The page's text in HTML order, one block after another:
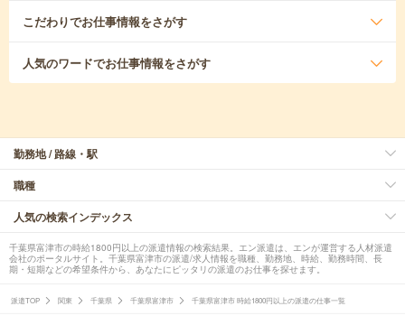
こだわりでお仕事情報をさがす
人気のワードでお仕事情報をさがす
勤務地 / 路線・駅
職種
人気の検索インデックス
千葉県富津市の時給1800円以上の派遣情報の検索結果。エン派遣は、エンが運営する人材派遣
会社のポータルサイト。千葉県富津市の派遣/求人情報を職種、勤務地、時給、勤務時間、長
期・短期などの希望条件から、あなたにピッタリの派遣のお仕事を探せます。
派遣TOP 関東 千葉県 千葉県富津市 千葉県富津市 時給1800円以上の派遣の仕事一覧